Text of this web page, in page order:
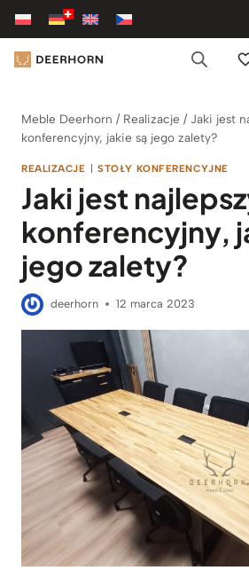
Przejdź
treści
Meble Deerhorn / Realizacje / Jaki jest
konferencyjny, jakie są jego zalety?
REALIZACJE | STOŁY KONFERENCYJNE
Jaki jest
konferencyjny,
jego zalety?
deerhorn 12 marca 2023